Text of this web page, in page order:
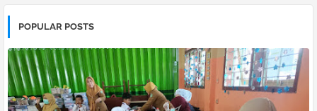
POPULAR POSTS